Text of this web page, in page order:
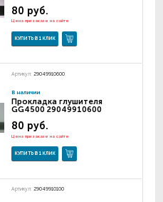
80 руб.
Цена при заказе на сайте
КУПИТЬ В 1 КЛИК
Артикул: 29049910600
В наличии
Прокладка глушителя
GG4500 29049910600
80 руб.
Цена при заказе на сайте
КУПИТЬ В 1 КЛИК
Артикул: 29049910100